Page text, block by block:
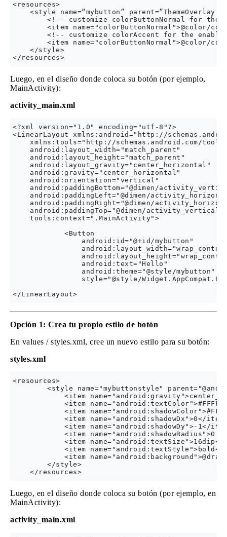
<resources>
<style name=“mybutton”
<!-- customize colorButtonNormal for the
<item name="colorButtonNormal">@color/
<!-- customize colorAccent for the
<item name="colorButtonNormal">@color/
    </style>
Luego, en el diseño donde coloca su botón (por ejemplo,
MainActivity):
activity_main.xml
<?xml version="1.0" encoding="utf-8"?>
<LinearLayout xmlns:android="http://
xmlns:tools="http://schemas.android.com/
    android:layout_width="match_parent"
    android:layout_height="match_parent"
    android:layout_gravity="center_horizontal"
    android:gravity="center_horizontal"
    android:orientation="vertical"
android:paddingBottom="@dimen/
android:paddingLeft="@dimen/
android:paddingRight="@dimen/
android:paddingTop="@dimen/
    tools:context=".MainActivity">
            <Button
                android:id="@+id/mybutton"
                android:text="Hello"
                android:theme="@style/mybutton"
style="@style/
Opción 1: Crea tu propio estilo de botón
En values ​​/ styles.xml, cree un nuevo estilo para su botón:
styles.xml
<resources>
<style name="mybuttonstyle"
<item
<item
<item
<item name="android:shadowDx">0</
<item name="android:shadowDy">-1</
<item
<item name="android:textSize">16dip</
<item name="android:textStyle">bold</
<item
        </style>
Luego, en el diseño donde coloca su botón (por ejemplo, en
MainActivity):
activity_main.xml